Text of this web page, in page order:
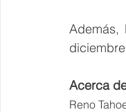
Además,
Acerca
Reno